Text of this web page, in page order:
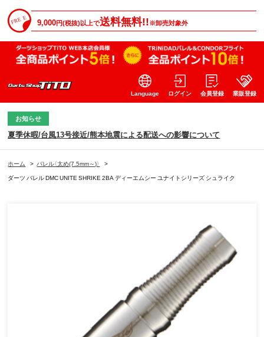
9,000円(税抜)以上で送料無料!!※卸売対象外
Language ログイン 会員登録 業販登録
お知らせ
夏季休暇/台風13号接近/熊本地震による配送への影響について
ホーム > バレル（太め(7.5mm～)）
>
ダーツ バレル DMC UNITE SHRIKE 2BA ディーエムシー ユナイトシリーズ シュライク